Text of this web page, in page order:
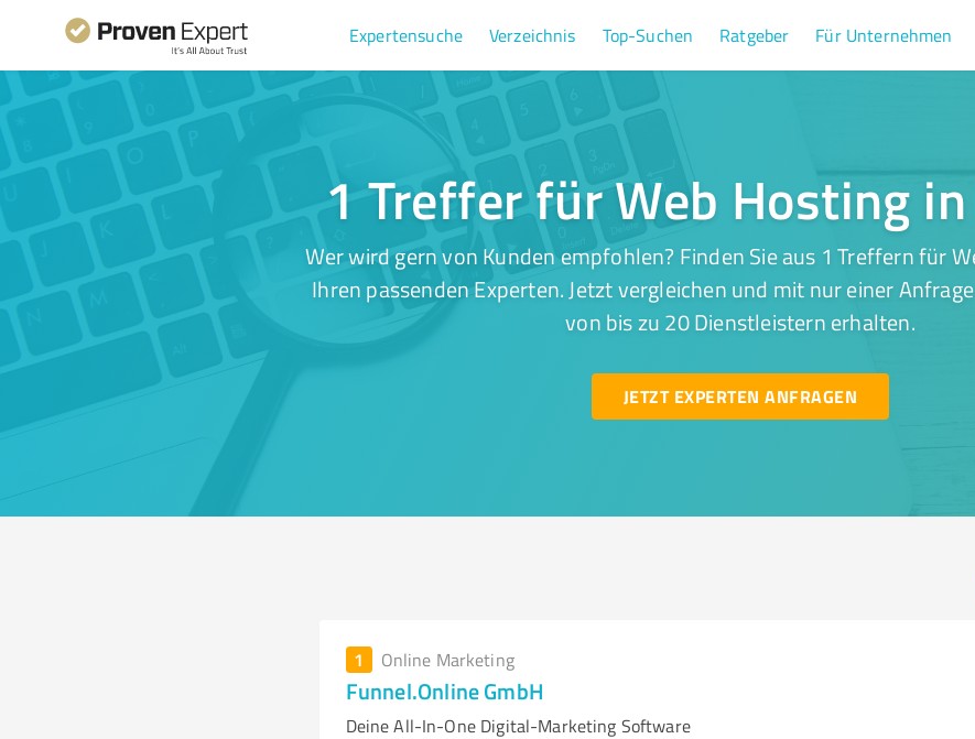
Expertensuche Verzeichnis Top-Suchen Ratgeber Für Unternehmen
1 Treffer für Web Hosting
Wer wird gern von Kunden empfohlen? Finden Sie aus 1 Treffern für
Ihren passenden Experten. Jetzt vergleichen und mit nur einer
von bis zu 20 Dienstleistern erhalten.
JETZT EXPERTEN ANFRAGEN
1 Online Marketing
Funnel.Online GmbH
Deine All-In-One Digital-Marketing Software